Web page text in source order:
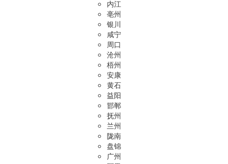
内江
亳州
银川
咸宁
周口
沧州
梧州
安康
黄石
益阳
邯郸
抚州
兰州
陇南
盘锦
广州